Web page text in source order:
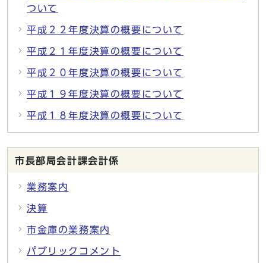
ついて
平成２２年度決算の概要について
平成２１年度決算の概要について
平成２０年度決算の概要について
平成１９年度決算の概要について
平成１８年度決算の概要について
市長部局会計課会計係
業務案内
決算
市金庫の業務案内
パブリックコメント